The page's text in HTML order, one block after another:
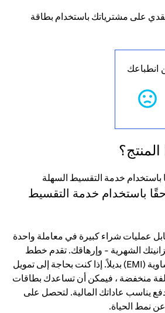
انطباعك
باستخدام خدمة التقسيط
عمليات شراء كبيرة في معاملة واحدة
الشهرية - وإرهاقك. تقدم خطط
الأقساط الشهرية المتساوية (EMI) بديلاً. إذا كنت بحاجة إلى تمويل
منخفضة ، فيمكن أن تساعدك بطاقات
يناسب عاداتك المالية. لتحصل على
عن نمط الحياة.